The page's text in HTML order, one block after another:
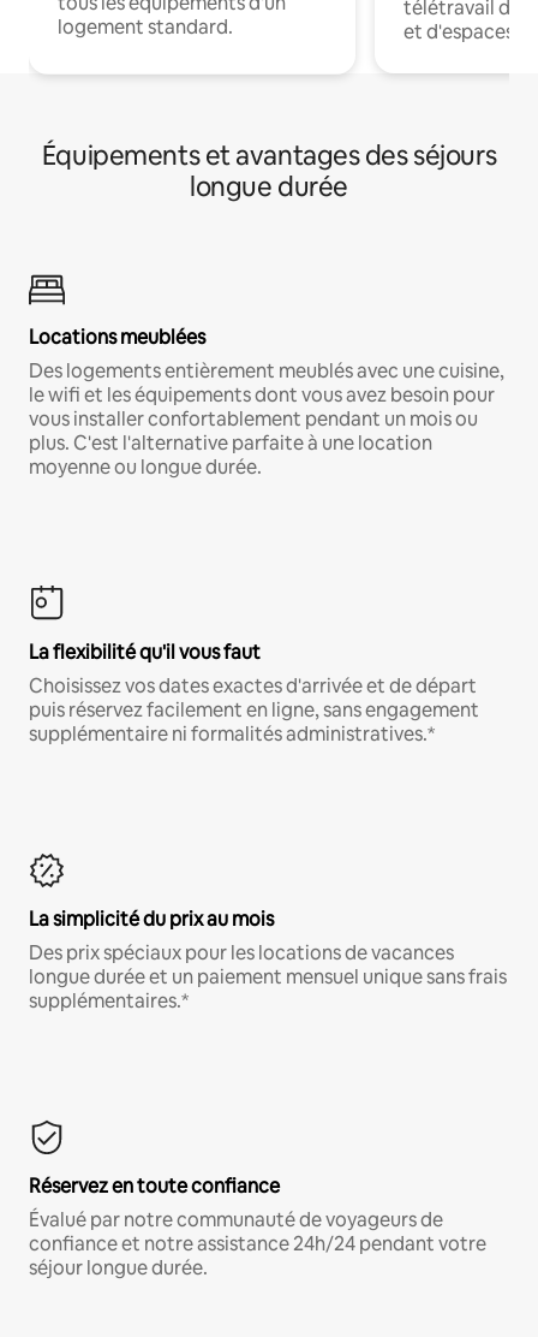
logement standard.
télétravail
et d'espaces
Équipements et avantages des séjours
longue durée
Locations meublées
Des logements entièrement meublés avec une cuisine,
le wifi et les équipements dont vous avez besoin pour
vous installer confortablement pendant un mois ou
plus. C'est l'alternative parfaite à une location
moyenne ou longue durée.
La flexibilité qu'il vous faut
Choisissez vos dates exactes d'arrivée et de départ
puis réservez facilement en ligne, sans engagement
supplémentaire ni formalités administratives.*
La simplicité du prix au mois
Des prix spéciaux pour les locations de vacances
longue durée et un paiement mensuel unique sans frais
supplémentaires.*
Réservez en toute confiance
Évalué par notre communauté de voyageurs de
confiance et notre assistance 24h/24 pendant votre
séjour longue durée.